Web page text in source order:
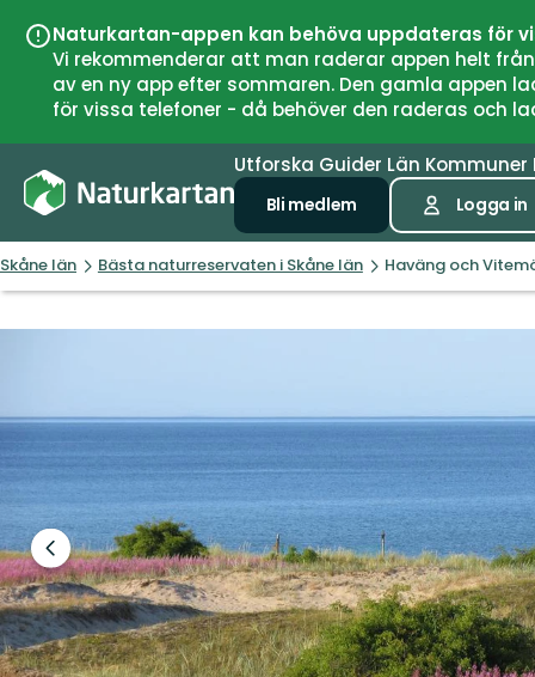
Naturkartan-appen kan behöva uppdateras för
Vi rekommenderar att man raderar appen helt
av en ny app efter sommaren. Den gamla
för vissa telefoner - då behöver den raderas och
Utforska Guider Län Kommuner
Bli medlem Logga in
Skåne län Bästa naturreservaten i Skåne län Haväng och
Föregående
bild